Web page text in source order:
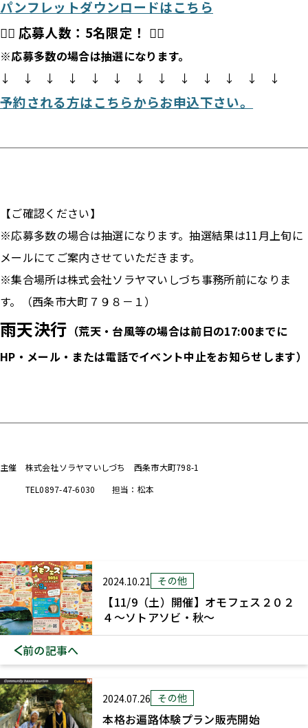
パンフレットダウンロードはこちら
🚴‍♂️ 応募人数：5名限定！ 🚴‍♀️
※応募多数の場合は抽選になります。
↓ ↓ ↓ ↓ ↓ ↓ ↓ ↓ ↓ ↓ ↓ ↓ ↓
予約される方はこちらからお申込下さい。
【ご確認ください】
※応募多数の場合は抽選になります。抽選結果は11月上旬に
メールにてご案内させていただきます。
※集合場所は株式会社ソラヤマいしづち事務所前になりま
す。（西条市大町７９８－１）
雨天決行 （荒天・台風等の場合は前日の17:00までに
HP・メール・または電話でイベント中止をお知らせします）
主催 株式会社ソラヤマいしづち 西条市大町798-1
TEL0897-47-6030 担当：松本
2024.10.21 その他
【11/9（土）開催】オモフェス２０２
４～ソトアソビ・秋～
前の記事へ
2024.07.26 その他
本格お遍路体験プラン販売開始